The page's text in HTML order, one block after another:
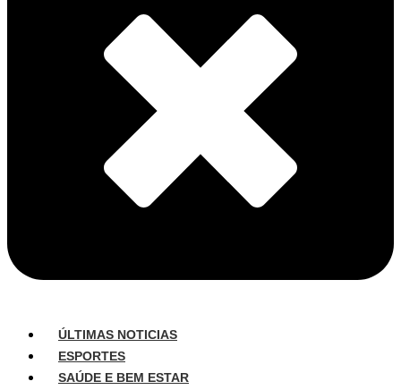
ÚLTIMAS NOTICIAS
ESPORTES
SAÚDE E BEM ESTAR